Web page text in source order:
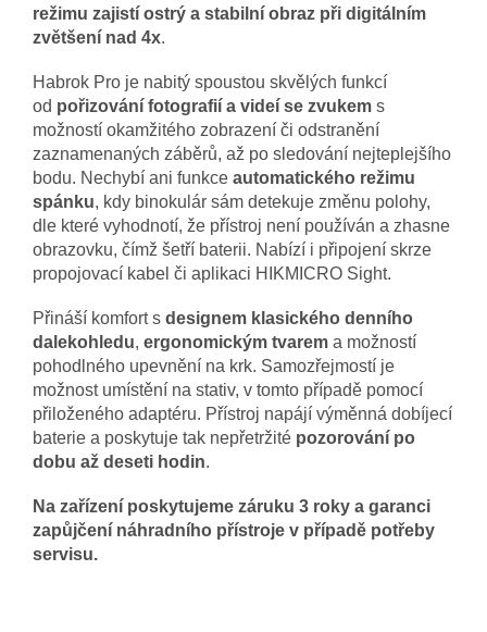
režimu zajistí ostrý a stabilní obraz při digitálním
zvětšení nad 4x.
Habrok Pro je nabitý spoustou skvělých funkcí
od pořizování fotografií a videí se zvukem s
možností okamžitého zobrazení či odstranění
zaznamenaných záběrů, až po sledování nejteplejšího
bodu. Nechybí ani funkce automatického režimu
spánku, kdy binokulár sám detekuje změnu polohy,
dle které vyhodnotí, že přístroj není používán a zhasne
obrazovku, čímž šetří baterii. Nabízí i připojení skrze
propojovací kabel či aplikaci HIKMICRO Sight.
Přináší komfort s designem klasického denního
dalekohledu, ergonomickým tvarem a možností
pohodlného upevnění na krk. Samozřejmostí je
možnost umístění na stativ, v tomto případě pomocí
přiloženého adaptéru. Přístroj napájí výměnná dobíjecí
baterie a poskytuje tak nepřetržité pozorování po
dobu až deseti hodin.
Na zařízení poskytujeme záruku 3 roky a garanci
zapůjčení náhradního přístroje v případě potřeby
servisu.